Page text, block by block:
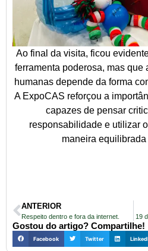
Ao final da visita, ficou
ferramenta poderosa, mas
humanas depende da forma
A ExpoCAS reforçou a
capazes de pensar
responsabilidade e utilizar
maneira
ANTERIOR
Respeito dentro e fora da internet. 19
Gostou do artigo? Compartilhe!
Facebook Twitter